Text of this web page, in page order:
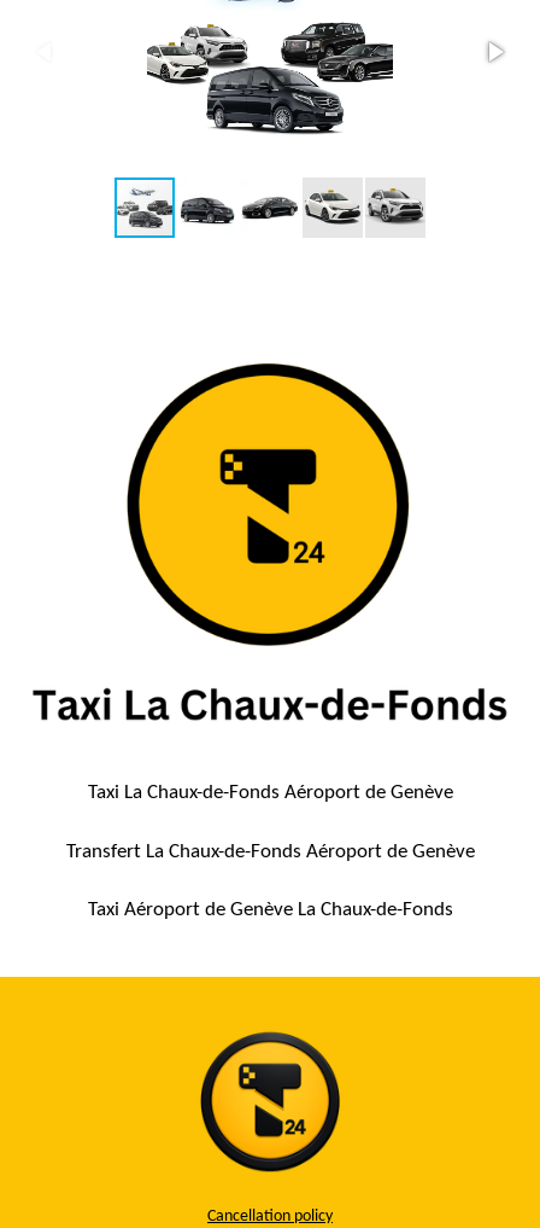
Taxi La Chaux-de-Fonds Aéroport de Genève
Transfert La Chaux-de-Fonds Aéroport de Genève
Taxi Aéroport de Genève La Chaux-de-Fonds
Cancellation policy